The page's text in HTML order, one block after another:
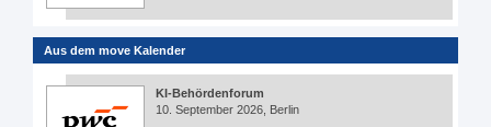
Aus dem move Kalender
KI-Behördenforum
10. September 2026, Berlin